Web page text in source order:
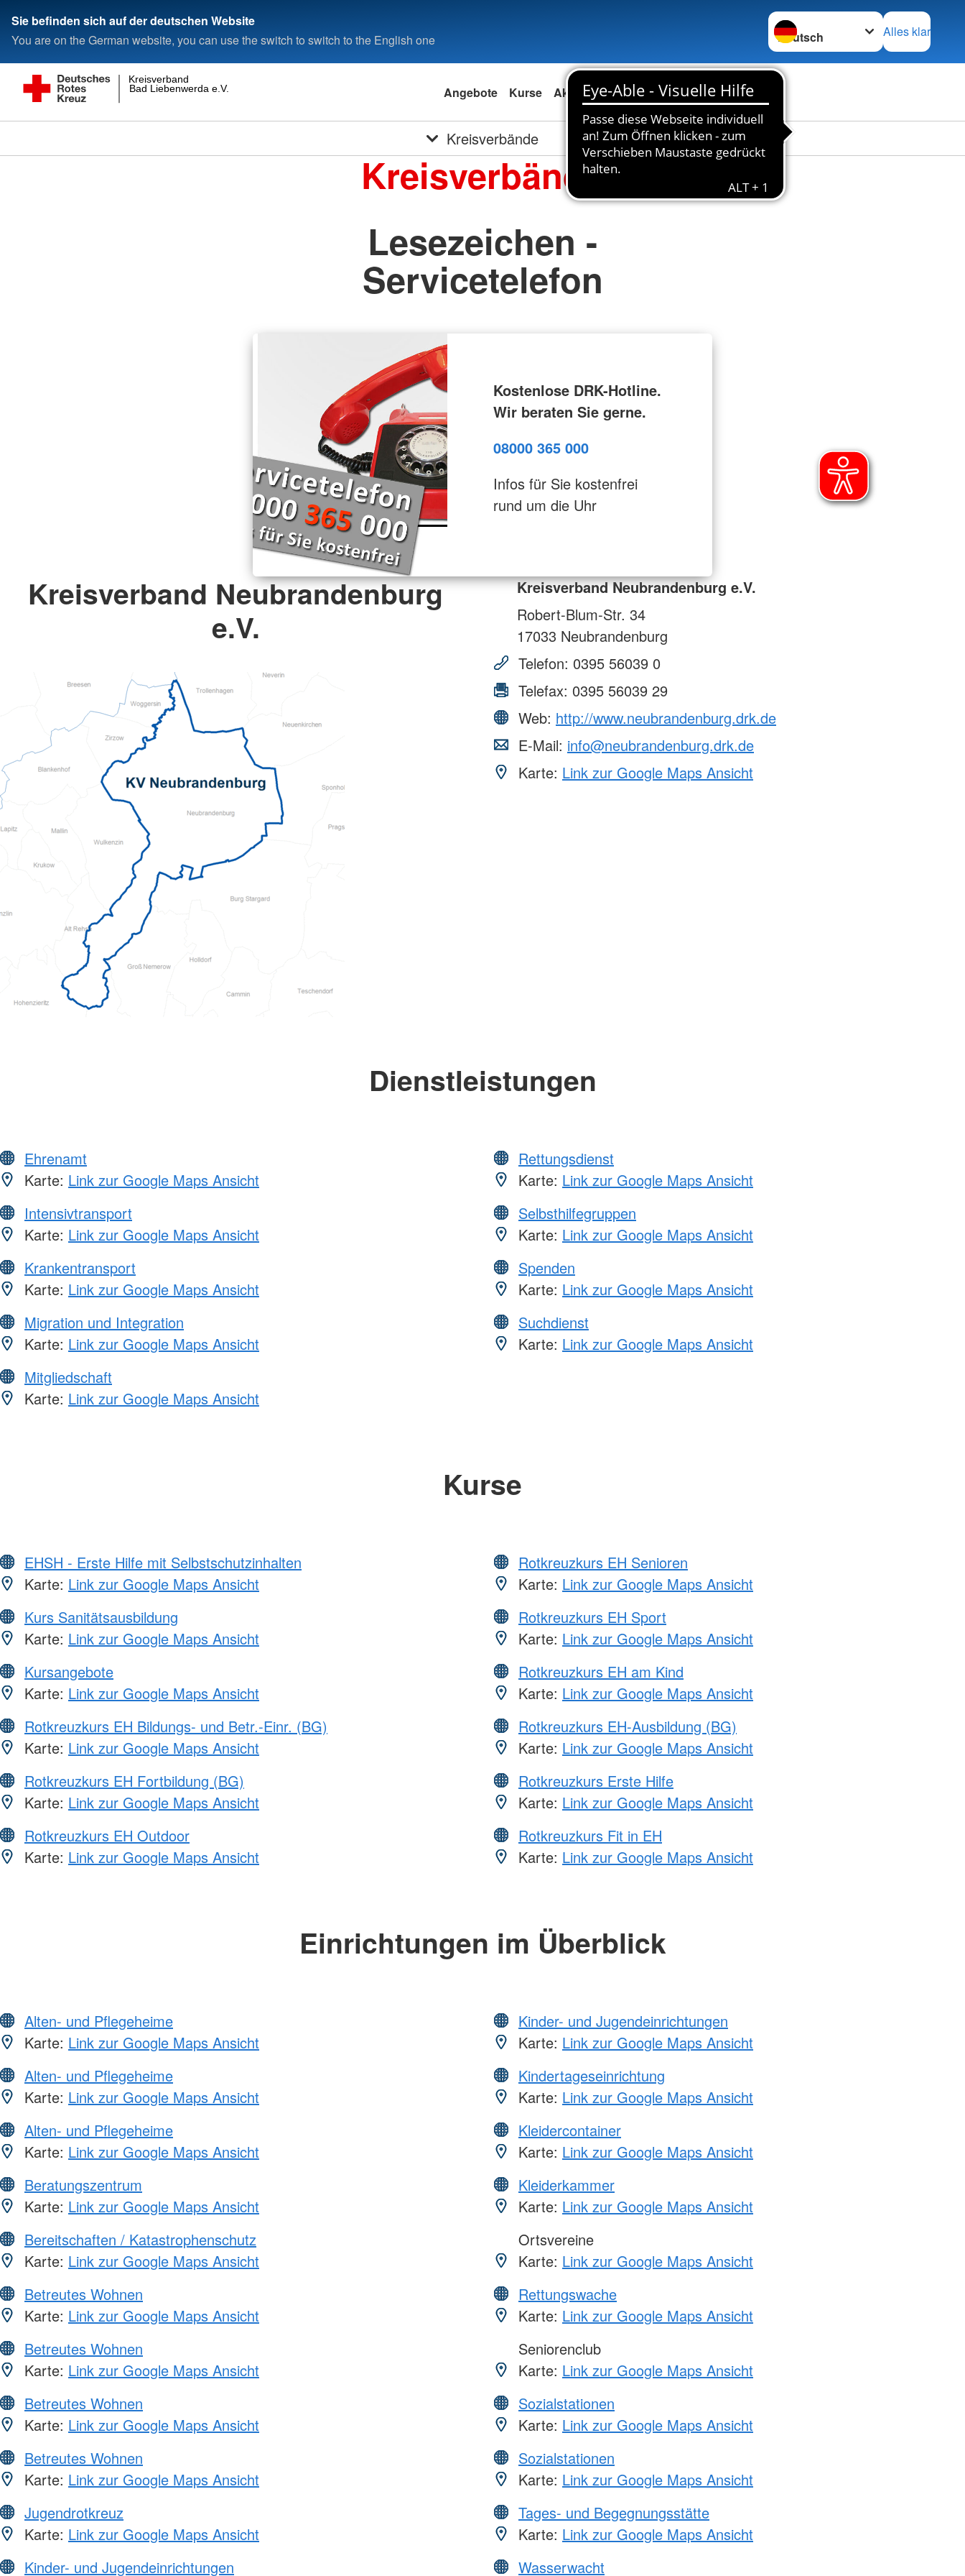
Sie befinden sich auf der deutschen Website
You are on the German website, you can use the switch to switch to the English one
Sprache wechseln zu
Alles klar
Bad Liebenwerda e.V.
Kreisverband
Angebote Kurse Aktuell Spenden Das DRK
Kreisverbände
Kreisverbände
Lesezeichen -
Servicetelefon
Kostenlose DRK-Hotline.
Wir beraten Sie gerne.
08000 365 000
Infos für Sie kostenfrei
rund um die Uhr
Kreisverband Neubrandenburg
e.V.
Kreisverband Neubrandenburg e.V.
Robert-Blum-Str. 34
17033 Neubrandenburg
Telefon: 0395 56039 0
Telefax: 0395 56039 29
Web: http://www.neubrandenburg.drk.de
E-Mail: info@neubrandenburg.drk.de
Karte: Link zur Google Maps Ansicht
Dienstleistungen
Ehrenamt
Karte: Link zur Google Maps Ansicht
Intensivtransport
Karte: Link zur Google Maps Ansicht
Krankentransport
Karte: Link zur Google Maps Ansicht
Migration und Integration
Karte: Link zur Google Maps Ansicht
Mitgliedschaft
Karte: Link zur Google Maps Ansicht
Rettungsdienst
Karte: Link zur Google Maps Ansicht
Selbsthilfegruppen
Karte: Link zur Google Maps Ansicht
Spenden
Karte: Link zur Google Maps Ansicht
Suchdienst
Karte: Link zur Google Maps Ansicht
Kurse
EHSH - Erste Hilfe mit Selbstschutzinhalten
Karte: Link zur Google Maps Ansicht
Kurs Sanitätsausbildung
Karte: Link zur Google Maps Ansicht
Kursangebote
Karte: Link zur Google Maps Ansicht
Rotkreuzkurs EH Bildungs- und Betr.-Einr. (BG)
Karte: Link zur Google Maps Ansicht
Rotkreuzkurs EH Fortbildung (BG)
Karte: Link zur Google Maps Ansicht
Rotkreuzkurs EH Outdoor
Karte: Link zur Google Maps Ansicht
Rotkreuzkurs EH Senioren
Karte: Link zur Google Maps Ansicht
Rotkreuzkurs EH Sport
Karte: Link zur Google Maps Ansicht
Rotkreuzkurs EH am Kind
Karte: Link zur Google Maps Ansicht
Rotkreuzkurs EH-Ausbildung (BG)
Karte: Link zur Google Maps Ansicht
Rotkreuzkurs Erste Hilfe
Karte: Link zur Google Maps Ansicht
Rotkreuzkurs Fit in EH
Karte: Link zur Google Maps Ansicht
Einrichtungen im Überblick
Alten- und Pflegeheime
Karte: Link zur Google Maps Ansicht
Alten- und Pflegeheime
Karte: Link zur Google Maps Ansicht
Alten- und Pflegeheime
Karte: Link zur Google Maps Ansicht
Beratungszentrum
Karte: Link zur Google Maps Ansicht
Bereitschaften / Katastrophenschutz
Karte: Link zur Google Maps Ansicht
Betreutes Wohnen
Karte: Link zur Google Maps Ansicht
Betreutes Wohnen
Karte: Link zur Google Maps Ansicht
Betreutes Wohnen
Karte: Link zur Google Maps Ansicht
Betreutes Wohnen
Karte: Link zur Google Maps Ansicht
Jugendrotkreuz
Karte: Link zur Google Maps Ansicht
Kinder- und Jugendeinrichtungen
Kinder- und Jugendeinrichtungen
Karte: Link zur Google Maps Ansicht
Kindertageseinrichtung
Karte: Link zur Google Maps Ansicht
Kleidercontainer
Karte: Link zur Google Maps Ansicht
Kleiderkammer
Karte: Link zur Google Maps Ansicht
Ortsvereine
Karte: Link zur Google Maps Ansicht
Rettungswache
Karte: Link zur Google Maps Ansicht
Seniorenclub
Karte: Link zur Google Maps Ansicht
Sozialstationen
Karte: Link zur Google Maps Ansicht
Sozialstationen
Karte: Link zur Google Maps Ansicht
Tages- und Begegnungsstätte
Karte: Link zur Google Maps Ansicht
Wasserwacht